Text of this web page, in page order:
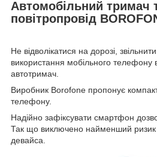
Автомобільний тримач
повітропровід
Не відволікатися на дорозі,
використання мобільного телефону
автотримач.
Виробник Borofone пропонує
телефону.
Надійно зафіксувати смартфон
Так що виключено найменший ризик
девайса.